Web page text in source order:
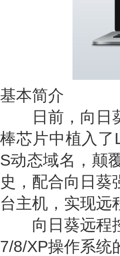
基本简介
日前，向日葵
棒芯片中植入了
S动态域名，颠
史，配合向日葵
台主机，实现远
向日葵远程控
7/8/XP操作系统